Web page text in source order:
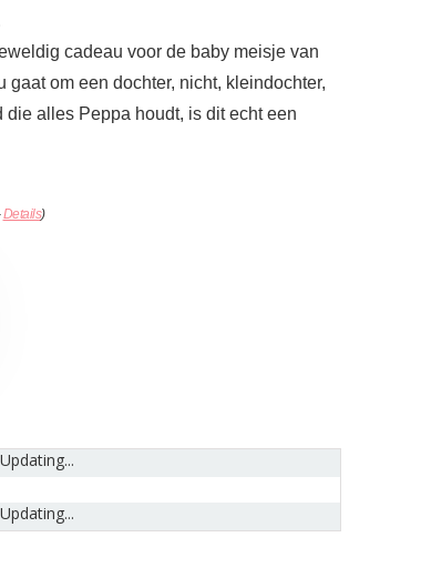
cadeau voor de baby meisje van
om een ​​dochter, nicht, kleindochter,
alles Peppa houdt, is dit echt een
Details)
Updating...
Updating...